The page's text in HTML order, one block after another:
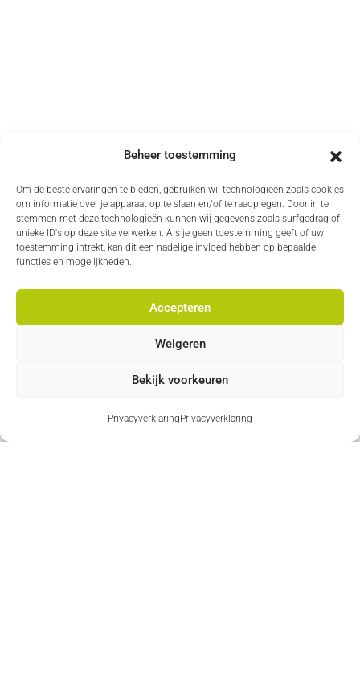
Beheer toestemming
Om de beste ervaringen te bieden, gebruiken wij technologieën zoals cookies
om informatie over je apparaat op te slaan en/of te raadplegen. Door in te
stemmen met deze technologieën kunnen wij gegevens zoals surfgedrag of
unieke ID's op deze site verwerken. Als je geen toestemming geeft of uw
toestemming intrekt, kan dit een nadelige invloed hebben op bepaalde
functies en mogelijkheden.
Accepteren
Weigeren
Bekijk voorkeuren
PrivacyverklaringPrivacyverklaring